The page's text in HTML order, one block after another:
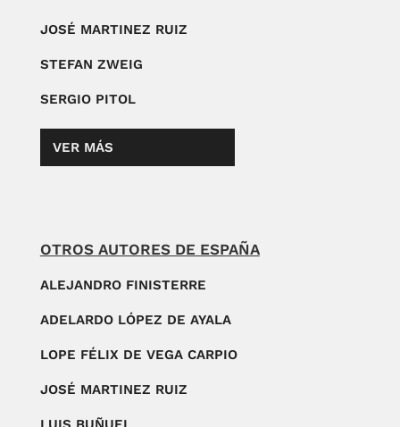
JOSÉ MARTINEZ RUIZ
STEFAN ZWEIG
SERGIO PITOL
VER MÁS
OTROS AUTORES DE ESPAÑA
ALEJANDRO FINISTERRE
ADELARDO LÓPEZ DE AYALA
LOPE FÉLIX DE VEGA CARPIO
JOSÉ MARTINEZ RUIZ